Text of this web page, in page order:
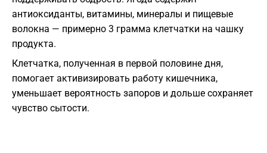
антиоксиданты, витамины, минералы и пищевые
волокна — примерно 3 грамма клетчатки на чашку
продукта.
Клетчатка, полученная в первой половине дня,
помогает активизировать работу кишечника,
уменьшает вероятность запоров и дольше сохраняет
чувство сытости.